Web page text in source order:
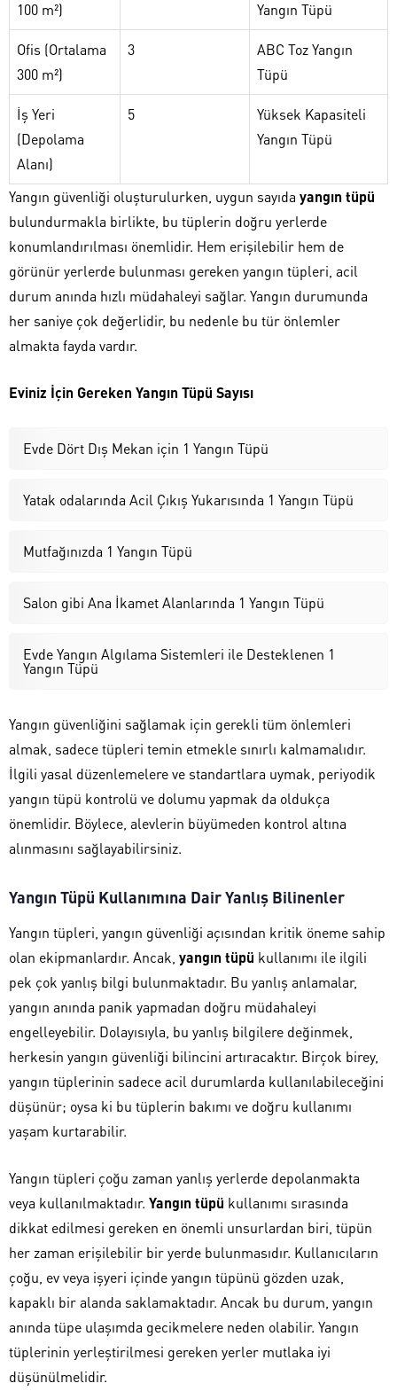
100 m²) Yangın Tüpü
Ofis (Ortalama
300 m²)
3
ABC Toz Yangın
Tüpü
İş Yeri
(Depolama
Alanı)
5
Yüksek Kapasiteli
Yangın Tüpü
Yangın güvenliği oluşturulurken, uygun sayıda yangın tüpü
bulundurmakla birlikte, bu tüplerin doğru yerlerde
konumlandırılması önemlidir. Hem erişilebilir hem de
görünür yerlerde bulunması gereken yangın tüpleri, acil
durum anında hızlı müdahaleyi sağlar. Yangın durumunda
her saniye çok değerlidir, bu nedenle bu tür önlemler
almakta fayda vardır.
Eviniz İçin Gereken Yangın Tüpü Sayısı
Evde Dört Dış Mekan için 1 Yangın Tüpü
Yatak odalarında Acil Çıkış Yukarısında 1 Yangın Tüpü
Mutfağınızda 1 Yangın Tüpü
Salon gibi Ana İkamet Alanlarında 1 Yangın Tüpü
Evde Yangın Algılama Sistemleri ile Desteklenen 1
Yangın Tüpü
Yangın güvenliğini sağlamak için gerekli tüm önlemleri
almak, sadece tüpleri temin etmekle sınırlı kalmamalıdır.
İlgili yasal düzenlemelere ve standartlara uymak, periyodik
yangın tüpü kontrolü ve dolumu yapmak da oldukça
önemlidir. Böylece, alevlerin büyümeden kontrol altına
alınmasını sağlayabilirsiniz.
Yangın Tüpü Kullanımına Dair Yanlış Bilinenler
Yangın tüpleri, yangın güvenliği açısından kritik öneme sahip
olan ekipmanlardır. Ancak, yangın tüpü kullanımı ile ilgili
pek çok yanlış bilgi bulunmaktadır. Bu yanlış anlamalar,
yangın anında panik yapmadan doğru müdahaleyi
engelleyebilir. Dolayısıyla, bu yanlış bilgilere değinmek,
herkesin yangın güvenliği bilincini artıracaktır. Birçok birey,
yangın tüplerinin sadece acil durumlarda kullanılabileceğini
düşünür; oysa ki bu tüplerin bakımı ve doğru kullanımı
yaşam kurtarabilir.
Yangın tüpleri çoğu zaman yanlış yerlerde depolanmakta
veya kullanılmaktadır. Yangın tüpü kullanımı sırasında
dikkat edilmesi gereken en önemli unsurlardan biri, tüpün
her zaman erişilebilir bir yerde bulunmasıdır. Kullanıcıların
çoğu, ev veya işyeri içinde yangın tüpünü gözden uzak,
kapaklı bir alanda saklamaktadır. Ancak bu durum, yangın
anında tüpe ulaşımda gecikmelere neden olabilir. Yangın
tüplerinin yerleştirilmesi gereken yerler mutlaka iyi
düşünülmelidir.